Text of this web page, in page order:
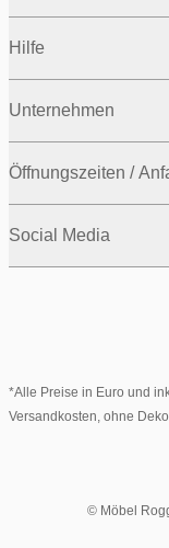
Hilfe
Unternehmen
Öffnungszeiten /
Social Media
*Alle Preise in Euro und
Versandkosten, ohne
© Möbel